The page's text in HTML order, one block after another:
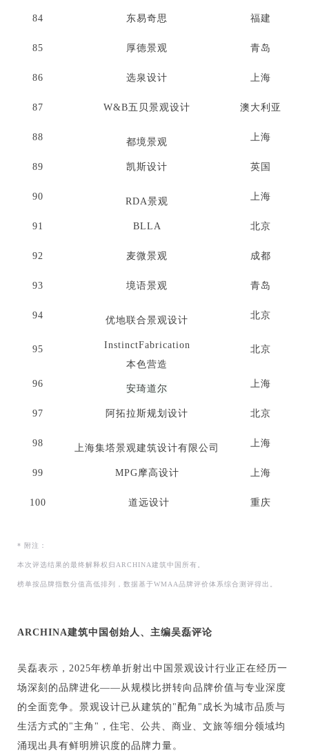
84 东易奇思 福建
85 厚德景观 青岛
86 选泉设计 上海
87 W&B五贝景观设计 澳大利亚
88 都境景观 上海
89 凯斯设计 英国
90 RDA景观 上海
91 BLLA 北京
92 麦微景观 成都
93 境语景观 青岛
94 优地联合景观设计 北京
95
InstinctFabrication
本色营造
北京
96 安琦道尔 上海
97 阿拓拉斯规划设计 北京
98 上海集塔景观建筑设计有限公司 上海
99 MPG摩高设计 上海
100 道远设计 重庆
* 附注：
本次评选结果的最终解释权归ARCHINA建筑中国所有。
榜单按品牌指数分值高低排列，数据基于WMAA品牌评价体系综合测评得出。
ARCHINA建筑中国创始人、主编吴磊评论
吴磊表示，2025年榜单折射出中国景观设计行业正在经历一
场深刻的品牌进化——从规模比拼转向品牌价值与专业深度
的全面竞争。景观设计已从建筑的"配角"成长为城市品质与
生活方式的"主角"，住宅、公共、商业、文旅等细分领域均
涌现出具有鲜明辨识度的品牌力量。